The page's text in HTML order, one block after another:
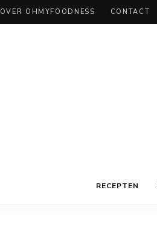
OVER OHMYFOODNESS CONTACT
RECEPTEN